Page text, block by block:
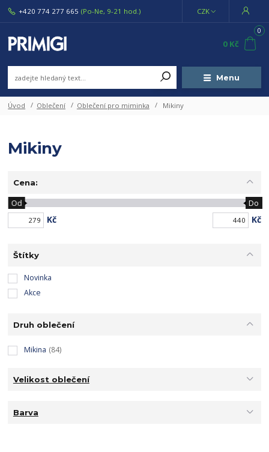
Menu
CZK
+420 774 277 665 (Po-Ne, 9-21 hod.)
0
0 Kč
Úvod Oblečení Oblečení pro miminka Mikiny
Mikiny
Cena:
Kč
Od Do
Kč
Štítky
Novinka
Akce
Druh oblečení
Mikina (84)
Velikost oblečení
Barva